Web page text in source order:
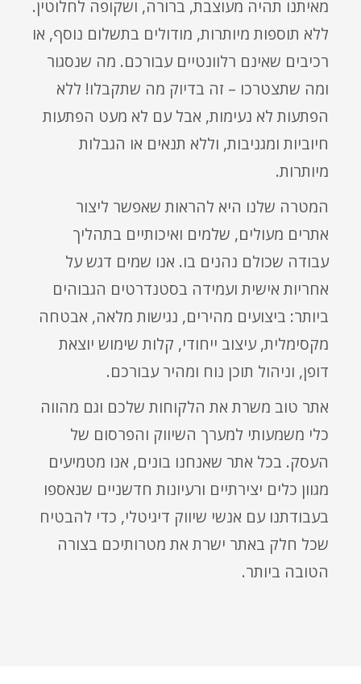
מאיתנו תהיה מעוצבת, ברורה, ושקופה לחלוטין.
ללא תוספות מיותרות, מודולים בתשלום נוסף, או
רכיבים שאינם רלוונטיים עבורכם. מה שנסגור
ומה שתצטרכו – זה בדיוק מה שתקבלו! ללא
הפתעות לא נעימות, אבל עם לא מעט הפתעות
חיוביות ומגניבות, וללא תנאים או הגבלות
מיותרות.
המטרה שלנו היא להראות שאפשר ליצור
אתרים מעולים, שלמים ואיכותיים בתהליך
עבודה שכולם נהנים בו. אנו שמים דגש על
אחריות אישית ועמידה בסטנדרטים הגבוהים
ביותר: ביצועים מהירים, נגישות מלאה, אבטחה
מקסימלית, עיצוב ייחודי, קלות שימוש יוצאת
דופן, וניהול תוכן נוח ומהיר עבורכם.
אתר טוב משרת את הלקוחות שלכם וגם מהווה
כלי משמעותי למערך השיווק והפרסום של
העסק. בכל אתר שאנחנו בונים, אנו מטמיעים
מגוון כלים יצירתיים ורעיונות חדשניים שנאספו
בעבודתנו עם אנשי שיווק דיגיטלי, כדי להבטיח
שכל חלק באתר ישרת את מטרותיכם בצורה
הטובה ביותר.